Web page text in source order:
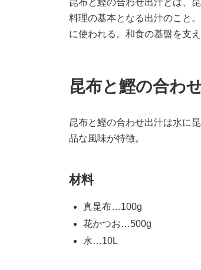
昆布と鰹の合わせ出汁とは、
料理の基本となる出汁のこと
に使われる。和食の基盤を支
昆布と鰹の合わ
昆布と鰹の合わせ出汁は水に
品な風味が特徴。
材料
真昆布…100g
花かつお…500g
水…10L